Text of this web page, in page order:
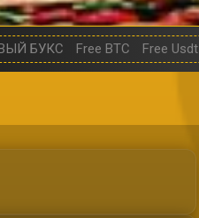
БУКС Free BTC Free Usdt